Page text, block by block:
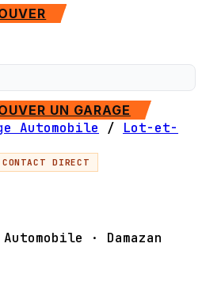
UN GARAGE
Automobile /
Lot-et-
DIRECT
· Damazan